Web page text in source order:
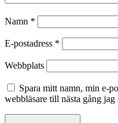
Namn *
E-postadress *
Webbplats
Spara mitt namn, min e-
webbläsare till nästa gång